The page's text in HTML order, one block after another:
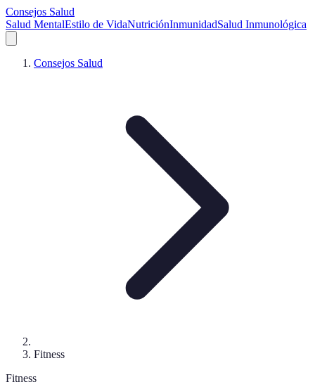
Consejos Salud
Salud MentalEstilo de VidaNutriciónInmunidadSalud Inmunológica
Consejos Salud
Fitness
Fitness